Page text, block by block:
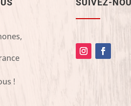
!
SUIVEZ-